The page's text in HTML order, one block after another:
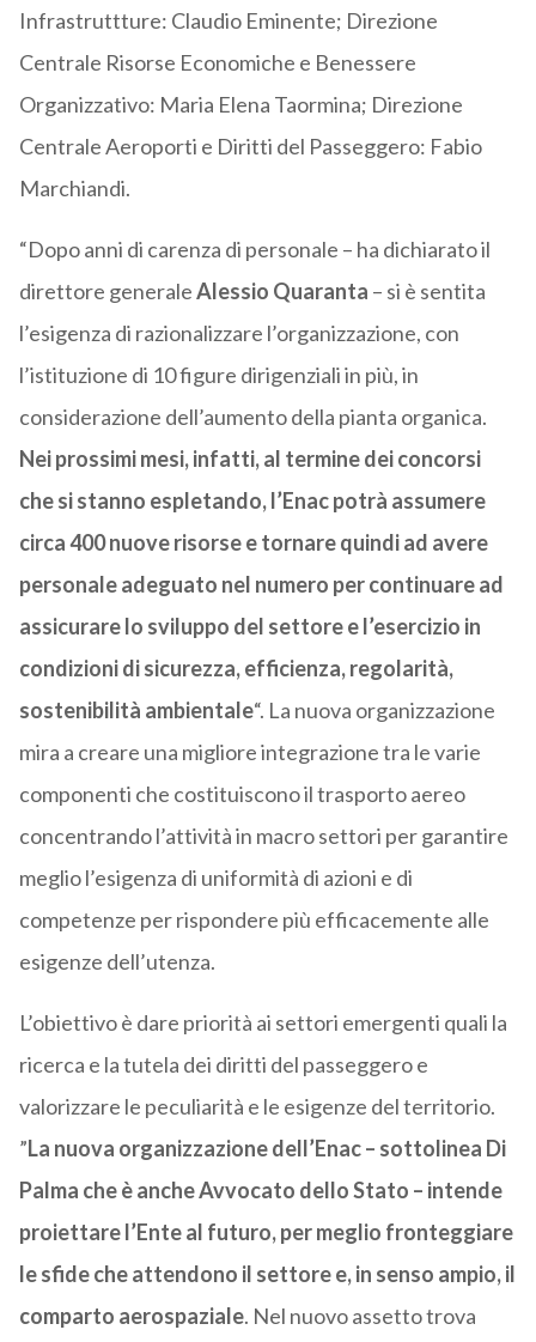
Infrastruttture: Claudio Eminente; Direzione
Centrale Risorse Economiche e Benessere
Organizzativo: Maria Elena Taormina; Direzione
Centrale Aeroporti e Diritti del Passeggero: Fabio
Marchiandi.
“Dopo anni di carenza di personale – ha dichiarato il
direttore generaleAlessio Quaranta – si è sentita
l’esigenza di razionalizzare l’organizzazione, con
l’istituzione di 10 figure dirigenziali in più, in
considerazione dell’aumento della pianta organica.
Nei prossimi mesi, infatti, al termine dei concorsi
che si stanno espletando, l’Enac potrà assumere
circa 400 nuove risorse e tornare quindi ad avere
personale adeguato nel numero per continuare ad
assicurare lo sviluppo del settore e l’esercizio in
condizioni di sicurezza, efficienza, regolarità,
sostenibilità ambientale“. La nuova organizzazione
mira a creare una migliore integrazione tra le varie
componenti che costituiscono il trasporto aereo
concentrando l’attività in macro settori per garantire
meglio l’esigenza di uniformità di azioni e di
competenze per rispondere più efficacemente alle
esigenze dell’utenza.
L’obiettivo è dare priorità ai settori emergenti quali la
ricerca e la tutela dei diritti del passeggero e
valorizzare le peculiarità e le esigenze del territorio.
”La nuova organizzazione dell’Enac – sottolinea Di
Palma che è anche Avvocato dello Stato – intende
proiettare l’Ente al futuro, per meglio fronteggiare
le sfide che attendono il settore e, in senso ampio, il
comparto aerospaziale. Nel nuovo assetto trova